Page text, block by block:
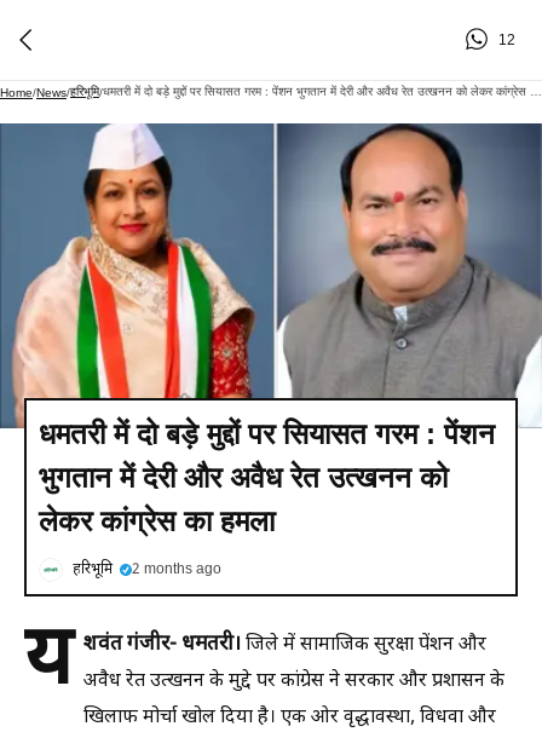
12
Home/News/हरिभूमि/
धमतरी में दो बड़े मुद्दों पर सियासत गरम : पेंशन
भुगतान में देरी और अवैध रेत उत्खनन को
लेकर कांग्रेस का हमला
हरिभूमि 2 months ago
य शवंत गंजीर- धमतरी। जिले में सामाजिक सुरक्षा पेंशन और
अवैध रेत उत्खनन के मुद्दे पर कांग्रेस ने सरकार और प्रशासन के
खिलाफ मोर्चा खोल दिया है। एक ओर वृद्धावस्था, विधवा और